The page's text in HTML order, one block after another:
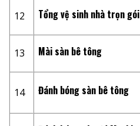
12 Tổng vệ sinh nhà trọn gói
13 Mài sàn bê tông
14 Đánh bóng sàn bê tông